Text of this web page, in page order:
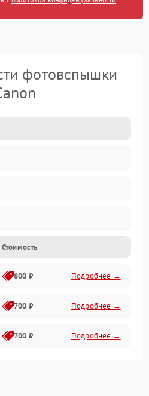
фотовспышки
Стоимость
800 ₽ Подробнее →
700 ₽ Подробнее →
700 ₽ Подробнее →